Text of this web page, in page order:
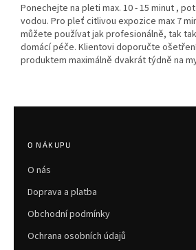
Ponechejte na pleti max. 10 - 15 minut ,
vodou. Pro pleť citlivou expozice max 7
můžete používat jak profesionálně, tak
domácí péče. Klientovi doporučte
produktem maximálně dvakrát týdně na
O NÁKUPU
O nás
Doprava a platba
Obchodní podmínky
Ochrana osobních údajů